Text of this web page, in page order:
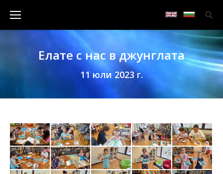
Елате с нас в джунглата
11 юли 2023 г.